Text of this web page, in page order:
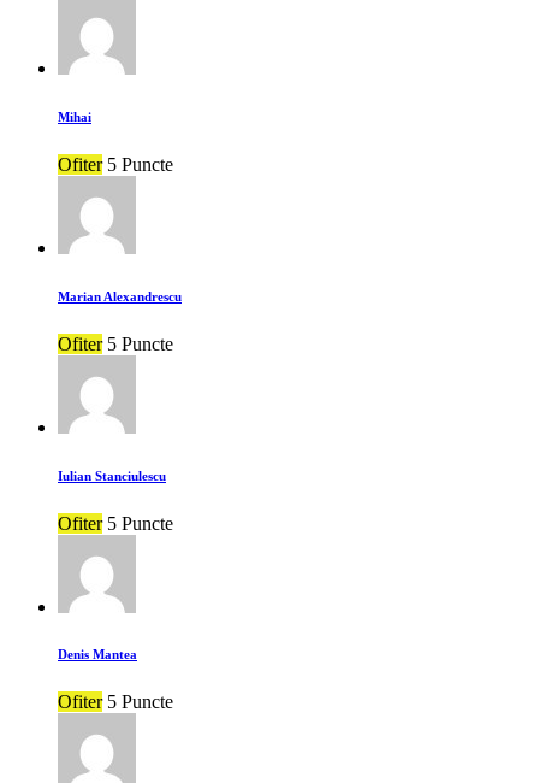
Mihai
Ofiter 5 Puncte
Marian Alexandrescu
Ofiter 5 Puncte
Iulian Stanciulescu
Ofiter 5 Puncte
Denis Mantea
Ofiter 5 Puncte